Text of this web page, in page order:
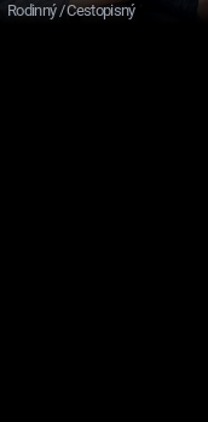
Rodinný / Cestopisný